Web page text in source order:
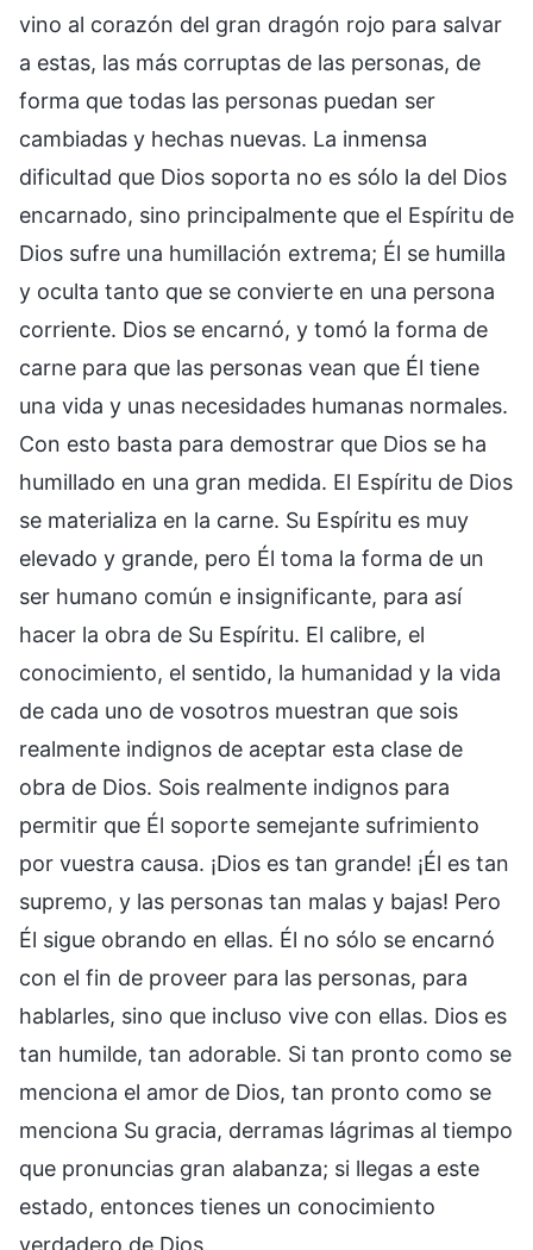
vino al corazón del gran dragón rojo para salvar
a estas, las más corruptas de las personas, de
forma que todas las personas puedan ser
cambiadas y hechas nuevas. La inmensa
dificultad que Dios soporta no es sólo la del Dios
encarnado, sino principalmente que el Espíritu de
Dios sufre una humillación extrema; Él se humilla
y oculta tanto que se convierte en una persona
corriente. Dios se encarnó, y tomó la forma de
carne para que las personas vean que Él tiene
una vida y unas necesidades humanas normales.
Con esto basta para demostrar que Dios se ha
humillado en una gran medida. El Espíritu de Dios
se materializa en la carne. Su Espíritu es muy
elevado y grande, pero Él toma la forma de un
ser humano común e insignificante, para así
hacer la obra de Su Espíritu. El calibre, el
conocimiento, el sentido, la humanidad y la vida
de cada uno de vosotros muestran que sois
realmente indignos de aceptar esta clase de
obra de Dios. Sois realmente indignos para
permitir que Él soporte semejante sufrimiento
por vuestra causa. ¡Dios es tan grande! ¡Él es tan
supremo, y las personas tan malas y bajas! Pero
Él sigue obrando en ellas. Él no sólo se encarnó
con el fin de proveer para las personas, para
hablarles, sino que incluso vive con ellas. Dios es
tan humilde, tan adorable. Si tan pronto como se
menciona el amor de Dios, tan pronto como se
menciona Su gracia, derramas lágrimas al tiempo
que pronuncias gran alabanza; si llegas a este
estado, entonces tienes un conocimiento
verdadero de Dios.